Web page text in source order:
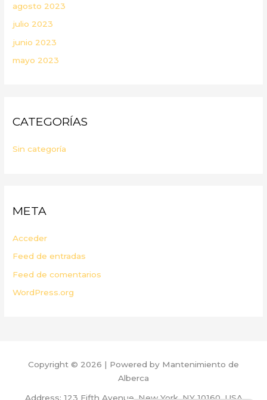
agosto 2023
julio 2023
junio 2023
mayo 2023
CATEGORÍAS
Sin categoría
META
Acceder
Feed de entradas
Feed de comentarios
WordPress.org
Copyright © 2026 | Powered by Mantenimiento de
Alberca
Address: 123 Fifth Avenue, New York, NY 10160, USA